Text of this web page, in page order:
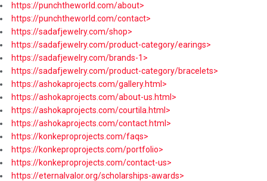
https://punchtheworld.com/about>
https://punchtheworld.com/contact>
https://sadafjewelry.com/shop>
https://sadafjewelry.com/product-category/earings>
https://sadafjewelry.com/brands-1>
https://sadafjewelry.com/product-category/bracelets>
https://ashokaprojects.com/gallery.html>
https://ashokaprojects.com/about-us.html>
https://ashokaprojects.com/courtila.html>
https://ashokaprojects.com/contact.html>
https://konkeproprojects.com/faqs>
https://konkeproprojects.com/portfolio>
https://konkeproprojects.com/contact-us>
https://eternalvalor.org/scholarships-awards>